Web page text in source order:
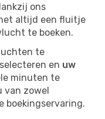
ons
altijd een fluitje
te boeken.
te
en uw
minuten te
van zowel
boekingservaring.